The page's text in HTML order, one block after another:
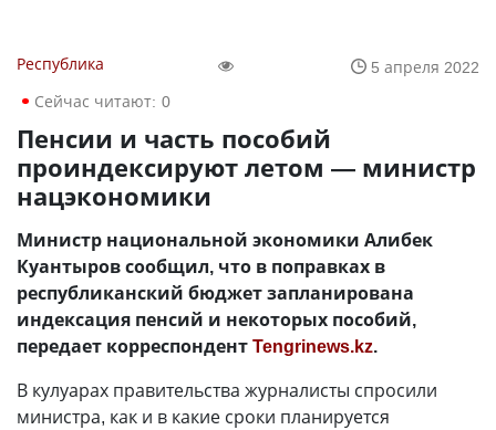
Республика
5 апреля 2022
Сейчас читают: 0
Пенсии и часть пособий
проиндексируют летом — министр
нацэкономики
Министр национальной экономики Алибек
Куантыров сообщил, что в поправках в
республиканский бюджет запланирована
индексация пенсий и некоторых пособий,
передает корреспондентTengrinews.kz.
В кулуарах правительства журналисты спросили
министра, как и в какие сроки планируется